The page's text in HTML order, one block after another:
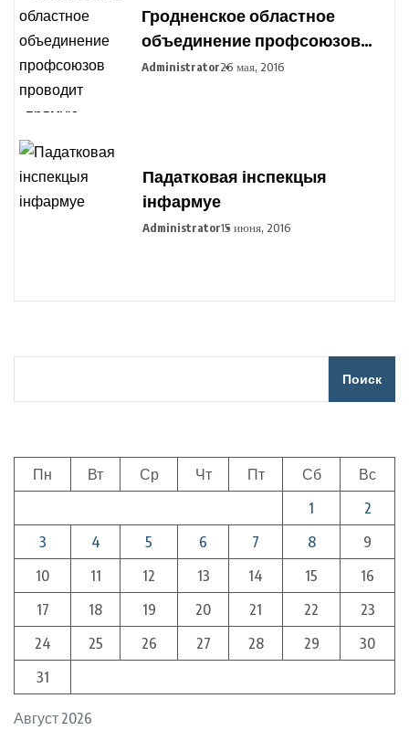
Гродненское областное
объединение профсоюзов
проводит «прямую
Administrator26 мая, 2016
Падатковая інспекцыя
інфармуе
Administrator15 июня, 2016
Поиск
Август 2026
Пн Вт Ср Чт Пт Сб
Вс
1
2
3
4 5 6 7 8
9
10
11 12 13 14 15
16
17
18 19 20 21 22
23
24
25 26 27 28 29
30
31